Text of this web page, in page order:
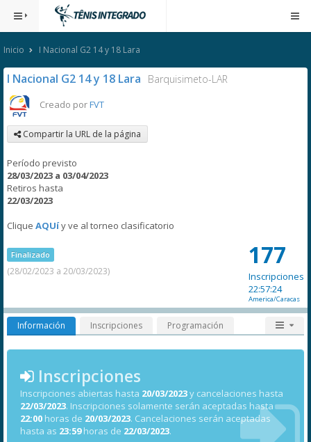
Inicio I Nacional G2 14 y 18 Lara
I Nacional G2 14 y 18 Lara Barquisimeto-LAR
Creado porFVT
Compartir la URL de la página
Período previsto
28/03/2023 a 03/04/2023
Retiros hasta
22/03/2023
Clique AQUíy ve al torneo clasificatorio
Finalizado
(28/02/2023 a 20/03/2023)
177
Inscripciones
22:57:24
America/Caracas
Información Inscripciones Programación
Inscripciones
Inscripciones abiertas hasta 20/03/2023y cancelaciones hasta
22/03/2023. Inscripciones solamente serán aceptadas hasta
22:00 horas de 20/03/2023. Cancelaciones serán aceptadas
hasta as 23:59horas de 22/03/2023.